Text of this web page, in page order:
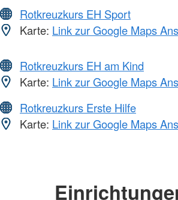
Rotkreuzkurs EH Sport
Karte: Link zur Google Maps
Rotkreuzkurs EH am Kind
Karte: Link zur Google Maps
Rotkreuzkurs Erste Hilfe
Karte: Link zur Google Maps